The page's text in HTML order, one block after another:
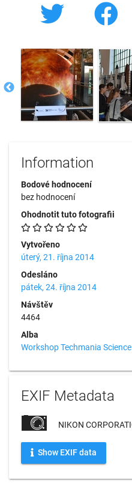
Information
Bodové hodnocení
bez hodnocení
Ohodnotit tuto fotografii
Vytvořeno
úterý, 21. října 2014
Odesláno
pátek, 24. října 2014
Návštěv
4464
Alba
Workshop Techmania
EXIF Metadata
NIKON
Show EXIF data